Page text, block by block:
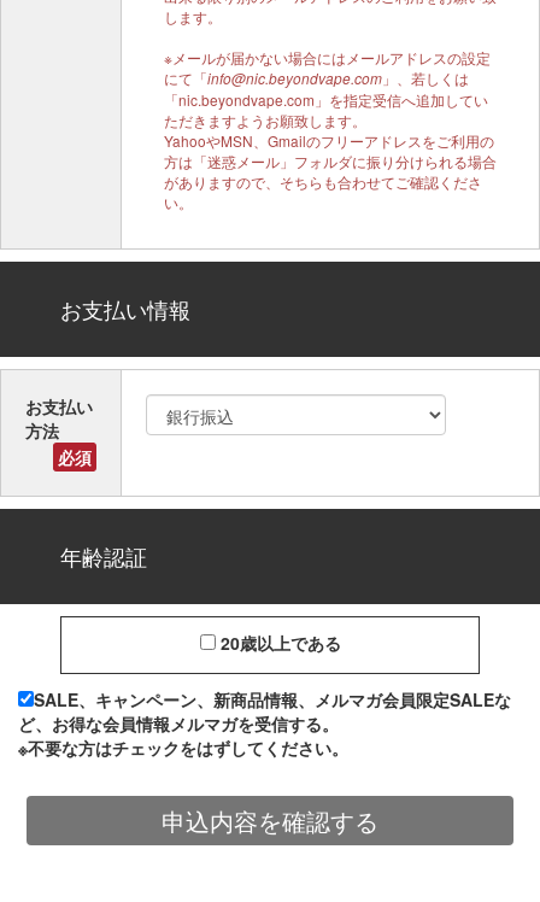
します。
※メールが届かない場合にはメールアドレスの設定
にて「info@nic.beyondvape.com 」、若しくは
「nic.beyondvape.com」を指定受信へ追加してい
ただきますようお願致します。
YahooやMSN、Gmailのフリーアドレスをご利用の
方は「迷惑メール」フォルダに振り分けられる場合
がありますので、そちらも合わせてご確認くださ
い。
お支払い情報
お支払い
方法
必須
年齢認証
20歳以上である
SALE、キャンペーン、新商品情報、メルマガ会員限定SALEな
ど、お得な会員情報メルマガを受信する。
※不要な方はチェックをはずしてください。